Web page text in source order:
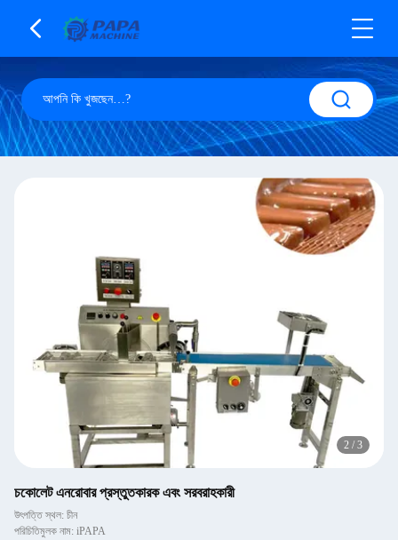
2 / 3
চকোলেট এনরোবার প্রস্তুতকারক এবং সরবরাহকারী
উৎপত্তি স্থল: চীন
পরিচিতিমুলক নাম: iPAPA